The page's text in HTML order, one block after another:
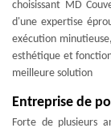
choisissant MD
d'une expertise
exécution
esthétique et
meilleure solution
Entreprise de
Forte de plusieurs